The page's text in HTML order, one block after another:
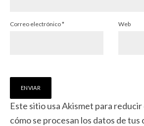
Correo electrónico* Web
Este sitio usa Akismet para reducir
cómo se procesan los datos de tus